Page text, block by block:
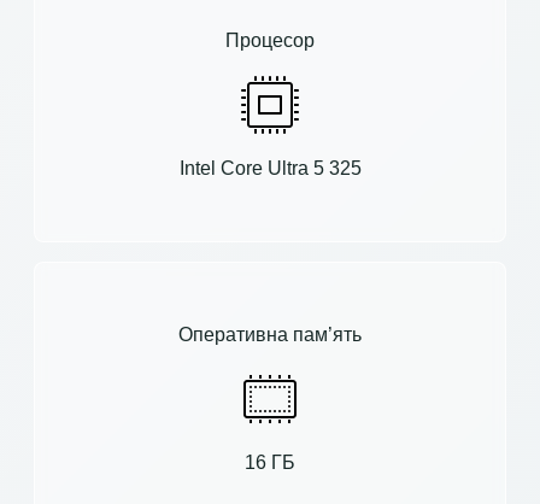
Процесор
Intel Core Ultra 5 325
Оперативна пам’ять
16 ГБ